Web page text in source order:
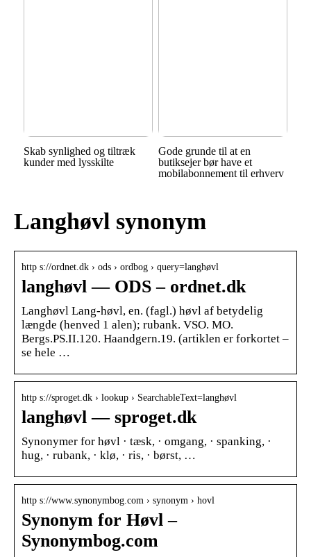
Skab synlighed og tiltræk
kunder med lysskilte
Gode grunde til at en
butiksejer bør have et
mobilabonnement til erhverv
Langhøvl synonym
http s://ordnet.dk › ods › ordbog › query=langhøvl
langhøvl — ODS – ordnet.dk
Langhøvl Lang-høvl, en. (fagl.) høvl af betydelig
længde (henved 1 alen); rubank. VSO. MO.
Bergs.PS.II.120. Haandgern.19. (artiklen er forkortet –
se hele …
http s://sproget.dk › lookup › SearchableText=langhøvl
langhøvl — sproget.dk
Synonymer for høvl · tæsk, · omgang, · spanking, ·
hug, · rubank, · klø, · ris, · børst, …
http s://www.synonymbog.com › synonym › hovl
Synonym for Høvl –
Synonymbog.com